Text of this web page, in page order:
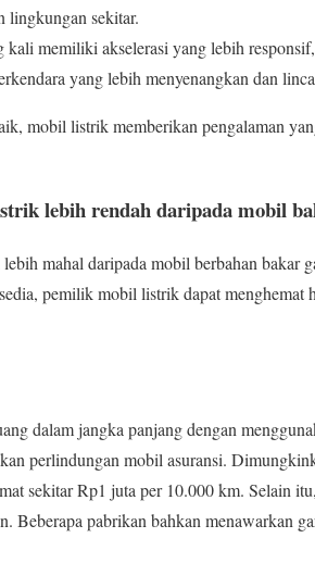
lingkungan sekitar.
memiliki akselerasi yang lebih
yang lebih menyenangkan dan
mobil listrik memberikan pengalaman
lebih rendah daripada mobil
mahal daripada mobil berbahan bakar
pemilik mobil listrik dapat menghemat
dalam jangka panjang dengan
perlindungan mobil asuransi.
sekitar Rp1 juta per 10.000 km. Selain
Beberapa pabrikan bahkan menawarkan